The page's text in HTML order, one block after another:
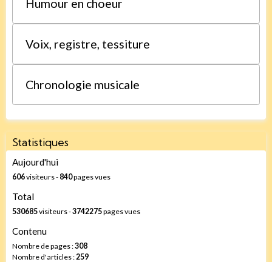
Humour en choeur
Voix, registre, tessiture
Chronologie musicale
Statistiques
Aujourd'hui
606visiteurs - 840pages vues
Total
530685visiteurs -3742275pages vues
Contenu
Nombre de pages :308
Nombre d'articles : 259